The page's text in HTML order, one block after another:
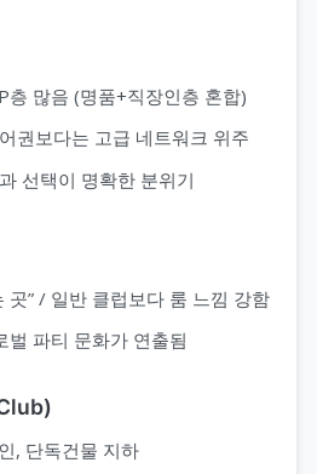
층 많음 (명품+직장인층 혼합)
권보다는 고급 네트워크 위주
선택이 명확한 분위기
곳” / 일반 클럽보다 룸 느낌 강함
벌 파티 문화가 연출됨
, 단독건물 지하